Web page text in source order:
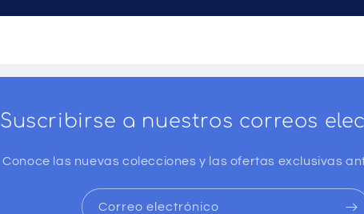
Suscribirse a nuestros correos
Conoce las nuevas colecciones y las ofertas exclusivas
Correo electrónico